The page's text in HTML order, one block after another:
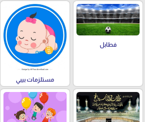
فطابل
مستلزمات بيبي